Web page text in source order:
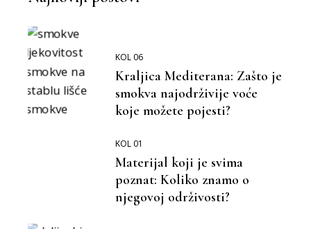
KOL 06
Kraljica Mediterana: Zašto je
smokva najodrživije voće
koje možete pojesti?
KOL 01
Materijal koji je svima
poznat: Koliko znamo o
njegovoj održivosti?